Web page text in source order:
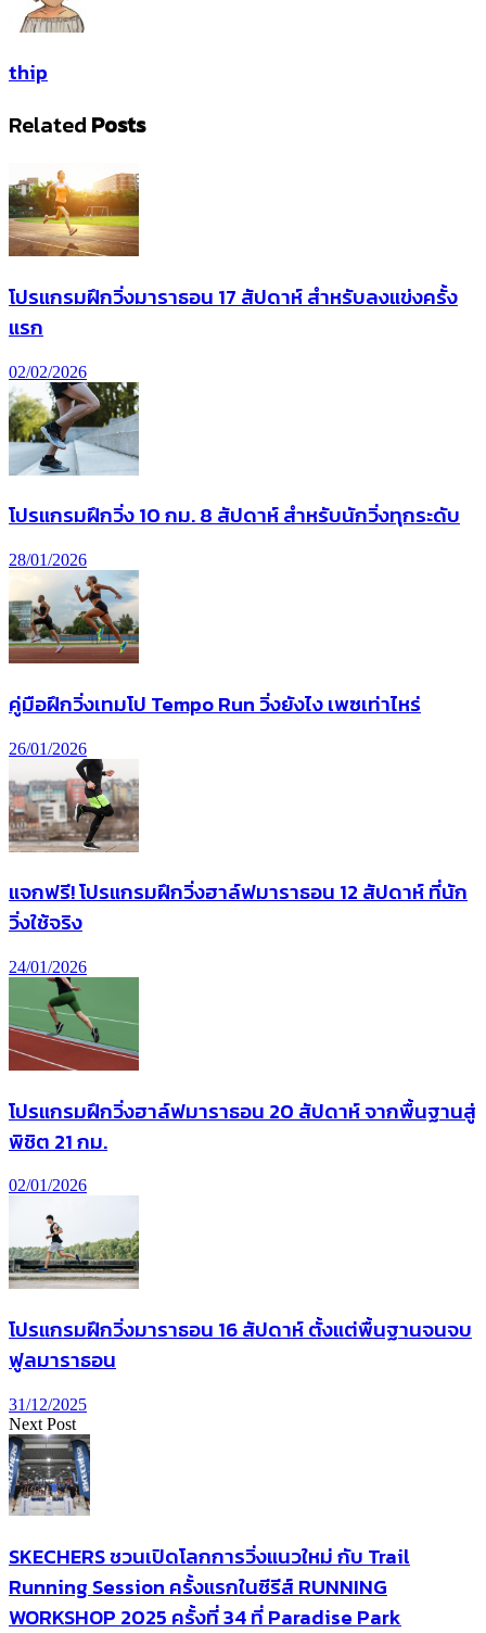
thip
Related Posts
โปรแกรมฝึกวิ่งมาราธอน 17 สัปดาห์ สำหรับลงแข่งครั้ง
แรก
02/02/2026
โปรแกรมฝึกวิ่ง 10 กม. 8 สัปดาห์ สำหรับนักวิ่งทุกระดับ
28/01/2026
คู่มือฝึกวิ่งเทมโป Tempo Run วิ่งยังไง เพซเท่าไหร่
26/01/2026
แจกฟรี! โปรแกรมฝึกวิ่งฮาล์ฟมาราธอน 12 สัปดาห์ ที่นัก
วิ่งใช้จริง
24/01/2026
โปรแกรมฝึกวิ่งฮาล์ฟมาราธอน 20 สัปดาห์ จากพื้นฐานสู่
พิชิต 21 กม.
02/01/2026
โปรแกรมฝึกวิ่งมาราธอน 16 สัปดาห์ ตั้งแต่พื้นฐานจนจบ
ฟูลมาราธอน
31/12/2025
Next Post
SKECHERS ชวนเปิดโลกการวิ่งแนวใหม่ กับ Trail
Running Session ครั้งแรกในซีรีส์ RUNNING
WORKSHOP 2025 ครั้งที่ 34 ที่ Paradise Park